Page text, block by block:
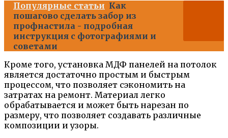
Популярные статьи Как
пошагово сделать забор из
профнастила - подробная
инструкция с фотографиями и
советами
Кроме того, установка МДФ панелей на потолок
является достаточно простым и быстрым
процессом, что позволяет сэкономить на
затратах на ремонт. Материал легко
обрабатывается и может быть нарезан по
размеру, что позволяет создавать различные
композиции и узоры.